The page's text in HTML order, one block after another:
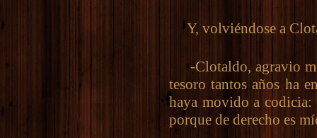
Y, volviéndose a
-Clotaldo, agravio me
tesoro tantos años ha
haya movido a codicia:
porque de derecho es